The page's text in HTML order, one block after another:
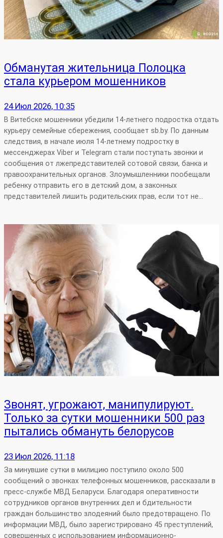
Обманутая жительница Полоцка
стала курьером мошенников
24 Июл 2026, 10:35
В Витебске мошенники убедили 14-летнего подростка отдать
курьеру семейные сбережения, сообщает sb.by. По данным
следствия, в начале июля 14-летнему подростку в
мессенджерах Viber и Telegram стали поступать звонки и
сообщения от лжепредставителей сотовой связи, банка и
правоохранительных органов. Злоумышленники пообещали
ребенку отправить его в детский дом, а законных
представителей лишить родительских прав, если тот не…
Звонят, угрожают, манипулируют.
Только за сутки мошенники 500 раз
пытались обмануть белорусов
23 Июл 2026, 11:18
За минувшие сутки в милицию поступило около 500
сообщений о звонках телефонных мошенников, рассказали в
пресс-службе МВД Беларуси. Благодаря оперативности
сотрудников органов внутренних дел и бдительности
граждан большинство злодеяний было предотвращено. По
информации МВД, было зарегистрировано 45 преступлений,
совершенных с использованием информационно-